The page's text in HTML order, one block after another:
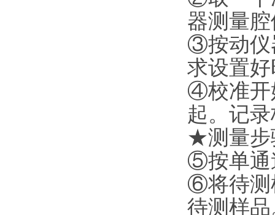
器测量
③按动仪
求设置
④校准开
起。记
★测量步
⑤按单通
⑥将待测
待测样